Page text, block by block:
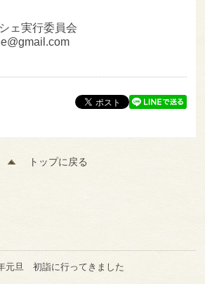
ェ実行委員会
トップに戻る
元旦 初詣に行ってきました